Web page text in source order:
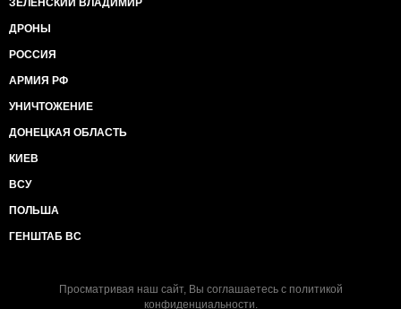
ЗЕЛЕНСКИЙ ВЛАДИМИР
ДРОНЫ
РОССИЯ
АРМИЯ РФ
УНИЧТОЖЕНИЕ
ДОНЕЦКАЯ ОБЛАСТЬ
КИЕВ
ВСУ
ПОЛЬША
ГЕНШТАБ ВС
Просматривая наш сайт, Вы соглашаетесь с политикой
конфиденциальности.